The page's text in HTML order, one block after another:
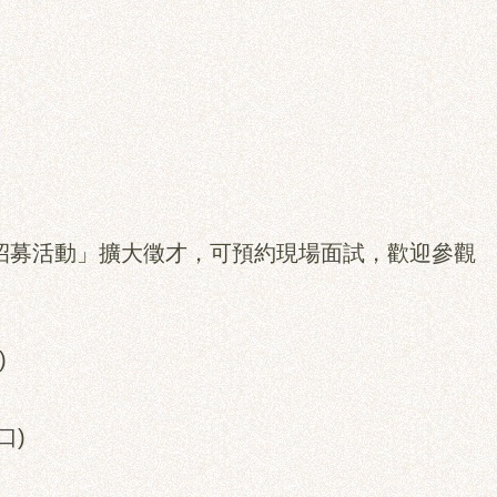
活動」擴大徵才，可預約現場面試，歡迎參觀
)